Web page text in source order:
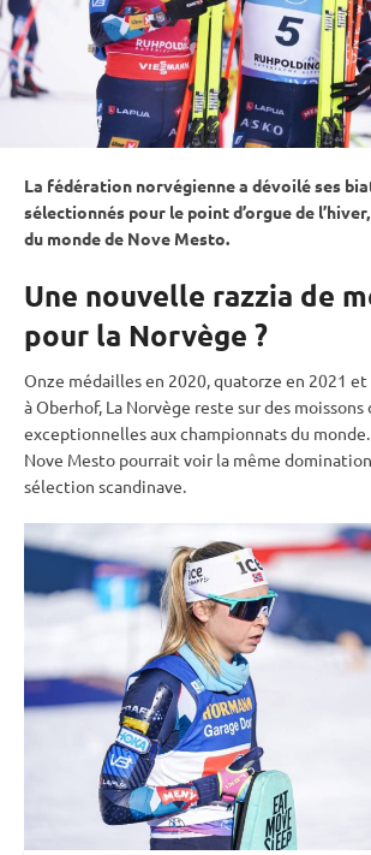
La fédération norvégienne a dévoilé ses
sélectionnés pour le point d’orgue de
du mondede Nove Mesto.
Une nouvelle razzia de
pour la Norvège ?
Onze médailles en 2020, quatorze en 2021
àOberhof, La Norvège reste sur des
exceptionnelles auxchampionnats du monde
Nove Mesto pourrait voir la même
sélection scandinave.